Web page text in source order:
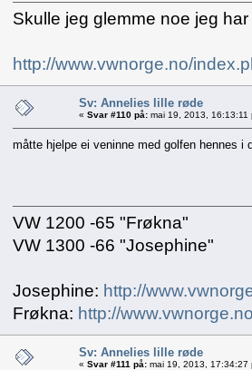
Skulle jeg glemme noe jeg
http://www.vwnorge.no/
Sv: Annelies lille røde
« Svar #110 på: mai 19, 2013, 16:13:11
måtte hjelpe ei veninne med golfen hennes
VW 1200 -65 "Frøkna"
VW 1300 -66 "Josephine"
Josephine: http://
Frøkna: http://
Sv: Annelies lille røde
« Svar #111 på: mai 19, 2013, 17:34:27